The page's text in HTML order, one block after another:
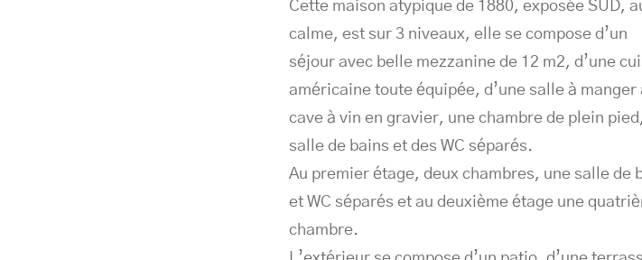
Cette maison atypique de 1880, exposée SUD,
calme, est sur 3 niveaux, elle se compose d’un
séjour avec belle mezzanine de 12 m2, d’une
américaine toute équipée, d’une salle à manger
cave à vin en gravier, une chambre de plein
salle de bains et des WC séparés.
Au premier étage, deux chambres, une salle de
et WC séparés et au deuxième étage une
chambre.